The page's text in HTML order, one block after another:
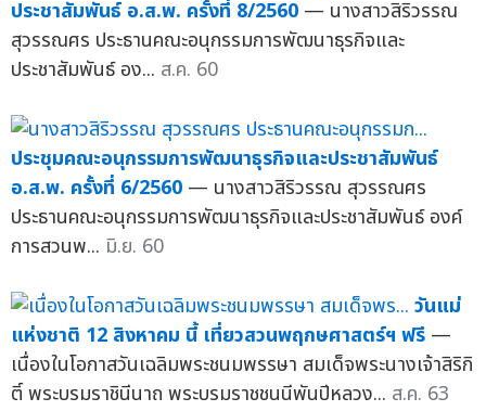
ประชาสัมพันธ์ อ.ส.พ. ครั้งที่ 8/2560 — นางสาวสิริวรรณ
สุวรรณศร ประธานคณะอนุกรรมการพัฒนาธุรกิจและ
ประชาสัมพันธ์ อง... ส.ค. 60
ประชุมคณะอนุกรรมการพัฒนาธุรกิจและประชาสัมพันธ์
อ.ส.พ. ครั้งที่ 6/2560 — นางสาวสิริวรรณ สุวรรณศร
ประธานคณะอนุกรรมการพัฒนาธุรกิจและประชาสัมพันธ์ องค์
การสวนพ... มิ.ย. 60
วันแม่
แห่งชาติ 12 สิงหาคม นี้ เที่ยวสวนพฤกษศาสตร์ฯ ฟรี —
เนื่องในโอกาสวันเฉลิมพระชนมพรรษา สมเด็จพระนางเจ้าสิริกิ
ติ์ พระบรมราชินีนาถ พระบรมราชชนนีพันปีหลวง... ส.ค. 63